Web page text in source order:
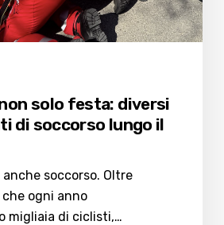
solo festa: diversi
di soccorso lungo il
anche soccorso. Oltre
che ogni anno
migliaia di ciclisti,…